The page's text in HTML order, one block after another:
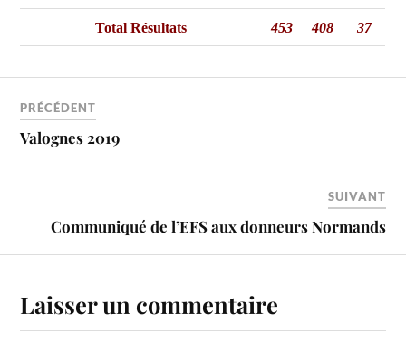
Total Résultats 453 408 37
PRÉCÉDENT
Valognes 2019
SUIVANT
Communiqué de l’EFS aux donneurs Normands
Laisser un commentaire